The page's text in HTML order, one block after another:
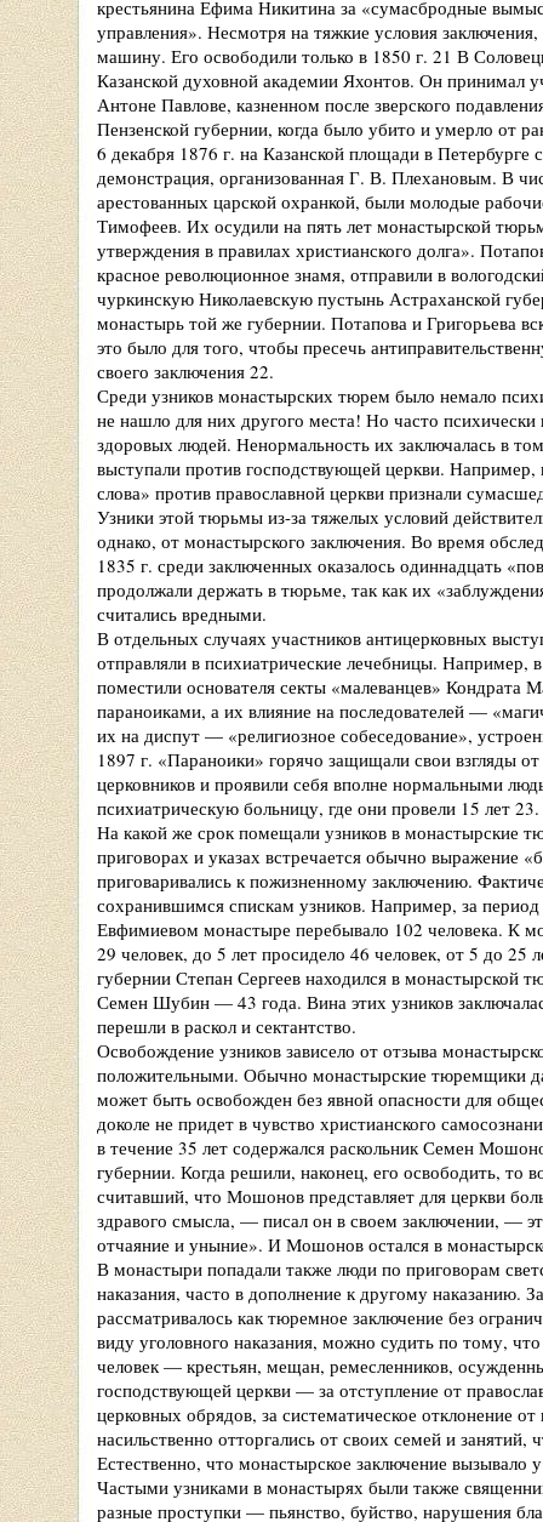
крестьянина Ефима Никитина за «сумасбродные
управления». Несмотря на тяжкие условия
машину. Его освободили только в 1850 г. 21 В
Казанской духовной академии Яхонтов. Он принимал
Антоне Павлове, казненном после зверского
Пензенской губернии, когда было убито и умерло от
6 декабря 1876 г. на Казанской площади в Петербурге
демонстрация, организованная Г. В. Плехановым. В
арестованных царской охранкой, были молодые
Тимофеев. Их осудили на пять лет монастырской
утверждения в правилах христианского долга».
красное революционное знамя, отправили в
чуркинскую Николаевскую пустынь Астраханской
монастырь той же губернии. Потапова и Григорьева
это было для того, чтобы пресечь
своего заключения 22.
Среди узников монастырских тюрем было немало
не нашло для них другого места! Но часто
здоровых людей. Ненормальность их заключалась в
выступали против господствующей церкви.
слова» против православной церкви признали
Узники этой тюрьмы из-за тяжелых условий
однако, от монастырского заключения. Во время
1835 г. среди заключенных оказалось одиннадцать
продолжали держать в тюрьме, так как их
считались вредными.
В отдельных случаях участников антицерковных
отправляли в психиатрические лечебницы. Например,
поместили основателя секты «малеванцев» Кондрата
параноиками, а их влияние на последователей —
их на диспут — «религиозное собеседование»,
1897 г. «Параноики» горячо защищали свои взгляды
церковников и проявили себя вполне нормальными
психиатрическую больницу, где они провели 15 лет 23.
На какой же срок помещали узников в монастырские
приговорах и указах встречается обычно выражение
приговаривались к пожизненному заключению.
сохранившимся спискам узников. Например, за
Евфимиевом монастыре перебывало 102 человека. К
29 человек, до 5 лет просидело 46 человек, от 5 до
губернии Степан Сергеев находился в монастырской
Семен Шубин — 43 года. Вина этих узников
перешли в раскол и сектантство.
Освобождение узников зависело от отзыва
положительными. Обычно монастырские тюремщики
может быть освобожден без явной опасности для
доколе не придет в чувство христианского
в течение 35 лет содержался раскольник Семен
губернии. Когда решили, наконец, его освободить, то
считавший, что Мошонов представляет для церкви
здравого смысла, — писал он в своем заключении, —
отчаяние и уныние». И Мошонов остался в
В монастыри попадали также люди по приговорам
наказания, часто в дополнение к другому наказанию.
рассматривалось как тюремное заключение без
виду уголовного наказания, можно судить по тому,
человек — крестьян, мещан, ремесленников,
господствующей церкви — за отступление от
церковных обрядов, за систематическое отклонение
насильственно отторгались от своих семей и
Естественно, что монастырское заключение вызывало
Частыми узниками в монастырях были также
разные проступки — пьянство, буйство, нарушения